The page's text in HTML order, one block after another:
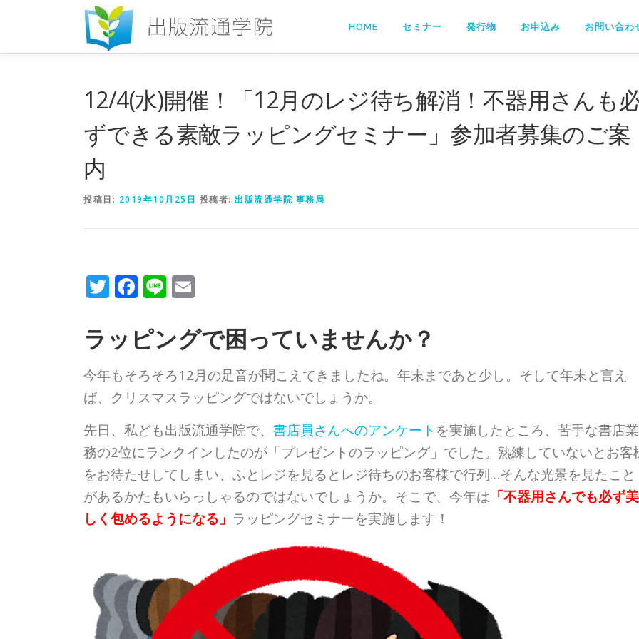
ン
HOME セミナー 発行物 お申込み お問い合わ
12/4(水)開催！「12月のレジ待ち解消！不器用さんも
ずできる素敵ラッピングセミナー」参加者募集のご案
内
投稿日: 2019年10月25日 投稿者: 出版流通学院 事務局
Twitter
Facebook
Line
ラッピングで困っていませんか？
今年もそろそろ12月の足音が聞こえてきましたね。年末まであと少し。そして年末と言え
ば、クリスマスラッピングではないでしょうか。
先日、私ども出版流通学院で、 書店員さんへのアンケート を実施したところ、苦手な書店業
務の2位にランクインしたのが「プレゼントのラッピング」でした。熟練していないとお客
をお待たせしてしまい、ふとレジを見るとレジ待ちのお客様で行列…そんな光景を見たこと
があるかたもいらっしゃるのではないでしょうか。そこで、今年は 「不器用さんでも必ず美
しく包めるようになる」 ラッピングセミナーを実施します！